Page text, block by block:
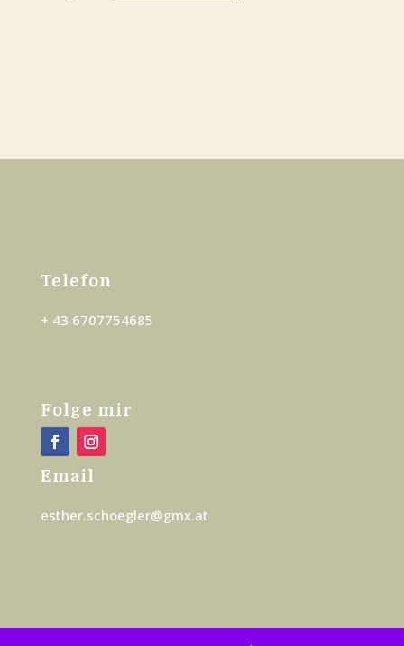
Tele­fon
+ 43 6707754685
Fol­ge mir
Email
esther.schoegler@gmx.at